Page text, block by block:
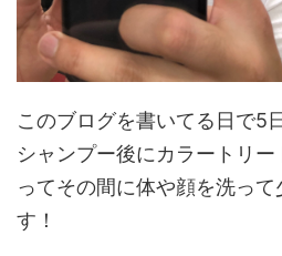
このブログを書いてる日で5
シャンプー後にカラートリ
ってその間に体や顔を洗っ
す！